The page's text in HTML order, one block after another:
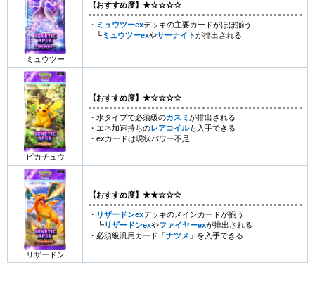
ミュウツー
【おすすめ度】★☆☆☆☆
・ ミュウツーexデッキの主要カードがほぼ揃う
└ミュウツーexやサーナイトが排出される
ピカチュウ
【おすすめ度】★☆☆☆☆
・水タイプで必須級のカスミ が排出される
・エネ加速持ちのレアコイルも入手できる
・exカードは現状パワー不足
リザードン
【おすすめ度】★★☆☆☆
・ リザードンexデッキのメインカードが揃う
┗リザードンexやファイヤーexが排出される
・必須級汎用カード「ナツメ 」を入手できる